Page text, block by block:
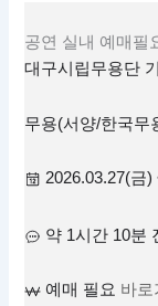
공연 실내 예매필
대구시립무용단
무용(서양/한국무
2026.03.27(금)
약 1시간 10분
예매 필요 바로